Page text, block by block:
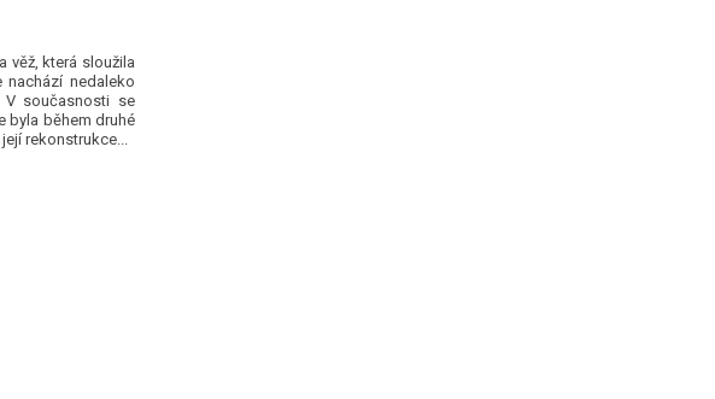
věž, která sloužila
nedaleko
V současnosti se
byla během druhé
rekonstrukce...